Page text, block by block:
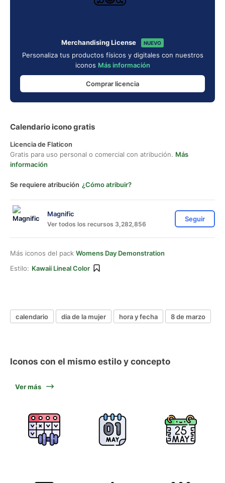
Merchandising License NUEVO
Personaliza tus productos físicos y digitales con nuestros
iconos Más información
Comprar licencia
Calendario icono gratis
Licencia de Flaticon
Gratis para uso personal o comercial con atribución. Más
información
Se requiere atribución ¿Cómo atribuir?
Magnific
Ver todos los recursos 3,282,856
Seguir
Más iconos del pack Womens Day Demonstration
Estilo: Kawaii Lineal Color
calendario dia de la mujer hora y fecha 8 de marzo
Iconos con el mismo estilo y concepto
Ver más